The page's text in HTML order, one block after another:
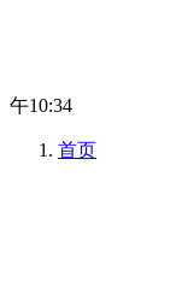
午10:34
首页